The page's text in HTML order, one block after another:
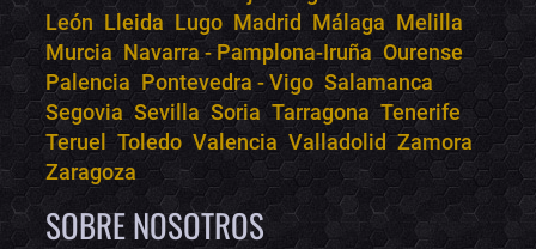
León Lleida Lugo Madrid Málaga Melilla
Murcia Navarra - Pamplona-Iruña Ourense
Palencia Pontevedra - Vigo Salamanca
Segovia Sevilla Soria Tarragona Tenerife
Teruel
Toledo Valencia Valladolid Zamora
Zaragoza
SOBRE NOSOTROS